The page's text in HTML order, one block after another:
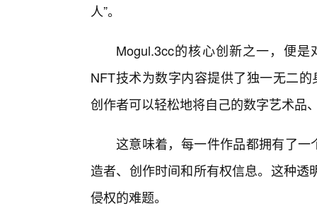
人”。
Mogul.3cc的核心创新之一，便
NFT技术为数字内容提供了独一无二
创作者可以轻松地将自己的数字艺术品
这意味着，每一件作品都拥有了一
造者、创作时间和所有权信息。这种
侵权的难题。